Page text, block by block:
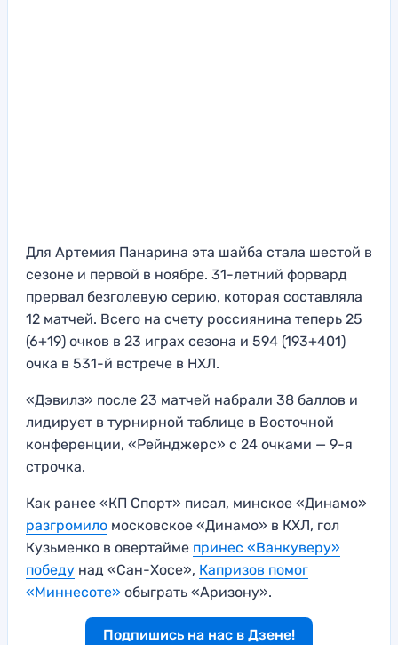
Для Артемия Панарина эта шайба стала шестой в
сезоне и первой в ноябре. 31-летний форвард
прервал безголевую серию, которая составляла
12 матчей. Всего на счету россиянина теперь 25
(6+19) очков в 23 играх сезона и 594 (193+401)
очка в 531-й встрече в НХЛ.
«Дэвилз» после 23 матчей набрали 38 баллов и
лидирует в турнирной таблице в Восточной
конференции, «Рейнджерс» с 24 очками — 9-я
строчка.
Как ранее «КП Спорт» писал, минское «Динамо»
разгромило московское «Динамо» в КХЛ, гол
Кузьменко в овертайме принес «Ванкуверу»
победу над «Сан-Хосе», Капризов помог
«Миннесоте» обыграть «Аризону».
Подпишись на нас в Дзене!